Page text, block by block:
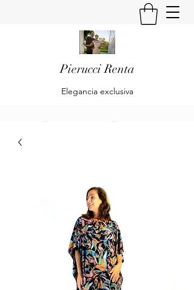
Pierucci Renta
Elegancia exclusiva
Es una empresa dedicada al diseño y
confección de trajes de Alta Moda y Pret
à Porte para Damas.
Is a company dedicated to the design and
preparation of High Fashion and Pret à
Porte costumes for ladies.